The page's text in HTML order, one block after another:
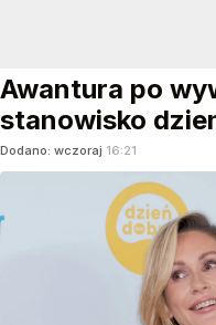
Awantura po
stanowisko
Dodano: wczoraj 16:21